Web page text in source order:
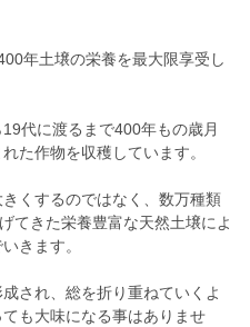
年土壌の栄養を最大限享受し
代に渡るまで400年もの歳月
た作物を収穫しています。
くするのではなく、数万種類
てきた栄養豊富な天然土壌によ
きます。
され、総を折り重ねていくよ
も大味になる事はありませ